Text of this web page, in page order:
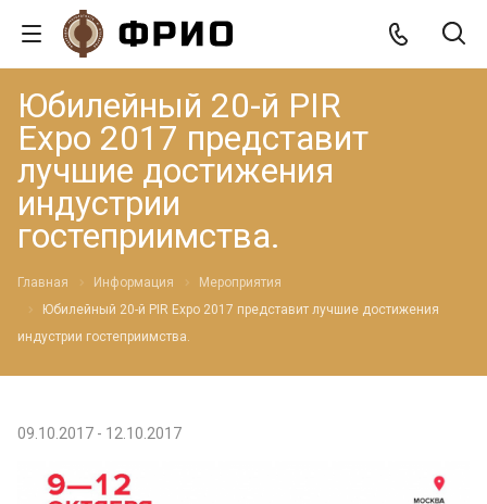
Юбилейный 20-й PIR
Expo 2017 представит
лучшие достижения
индустрии
гостеприимства.
Главная Информация
Мероприятия
Юбилейный 20-й PIR Expo 2017 представит лучшие достижения
индустрии гостеприимства.
09.10.2017 - 12.10.2017